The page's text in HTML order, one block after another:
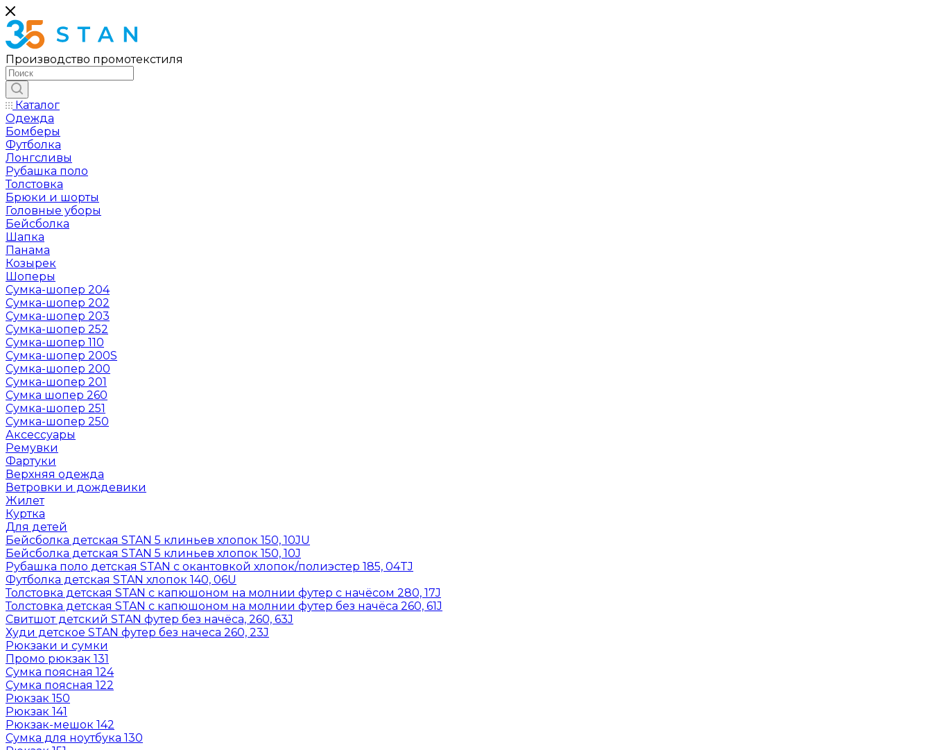
Производство промотекстиля
Каталог
Одежда
Бомберы
Футболка
Лонгсливы
Рубашка поло
Толстовка
Брюки и шорты
Головные уборы
Бейсболка
Шапка
Панама
Козырек
Шоперы
Сумка-шопер 204
Сумка-шопер 202
Сумка-шопер 203
Сумка-шопер 252
Сумка-шопер 110
Сумка-шопер 200S
Сумка-шопер 200
Сумка-шопер 201
Сумка шопер 260
Сумка-шопер 251
Сумка-шопер 250
Аксессуары
Ремувки
Фартуки
Верхняя одежда
Ветровки и дождевики
Жилет
Куртка
Для детей
Бейсболка детская STAN 5 клиньев хлопок 150, 10JU
Бейсболка детская STAN 5 клиньев хлопок 150, 10J
Рубашка поло детская STAN с окантовкой хлопок/полиэстер 185, 04TJ
Футболка детская STAN хлопок 140, 06U
Толстовка детская STAN с капюшоном на молнии футер с начёсом 280, 17J
Толстовка детская STAN с капюшоном на молнии футер без начёса 260, 61J
Свитшот детский STAN футер без начёса, 260, 63J
Худи детское STAN футер без начеса 260, 23J
Рюкзаки и сумки
Промо рюкзак 131
Сумка поясная 124
Сумка поясная 122
Рюкзак 150
Рюкзак 141
Рюкзак-мешок 142
Сумка для ноутбука 130